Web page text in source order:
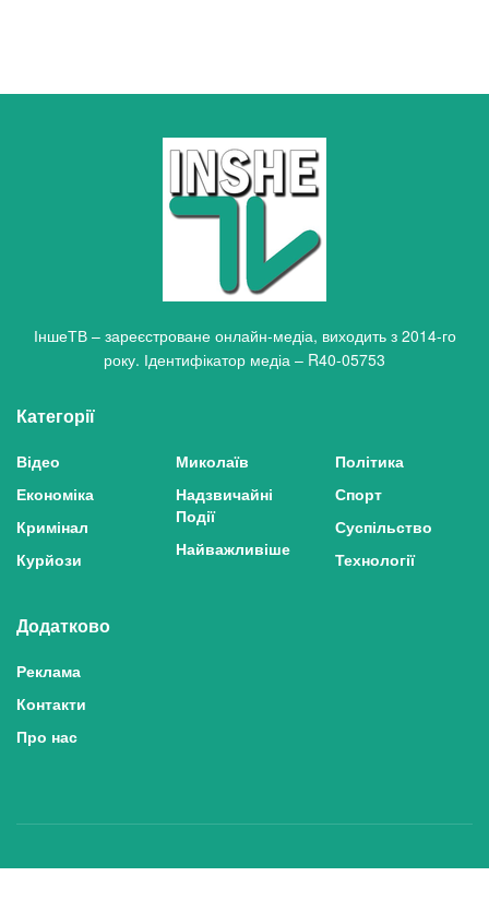
ІншеТВ – зареєстроване онлайн-медіа, виходить з 2014-го
року. Ідентифікатор медіа – R40-05753
Категорії
Відео
Економіка
Кримінал
Курйози
Миколаїв
Надзвичайні
Події
Найважливіше
Політика
Спорт
Суспільство
Технології
Додатково
Реклама
Контакти
Про нас
Політика конфіденційності та захисту персональних даних